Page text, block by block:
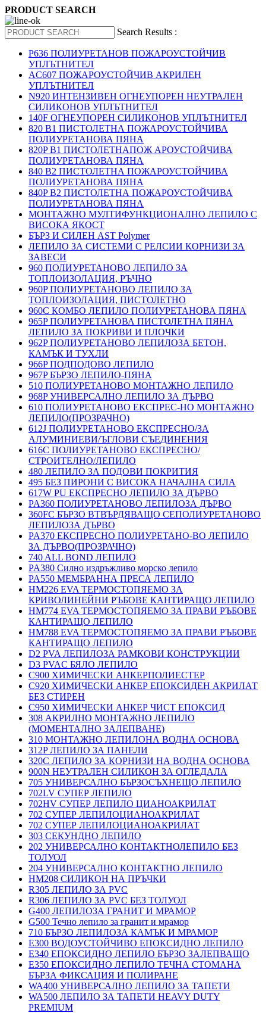
PRODUCT SEARCH
Search Results :
P636 ПОЛИУРЕТАНОВ ПОЖАРОУСТОЙЧИВ
УПЛЪТНИТЕЛ
AC607 ПОЖАРОУСТОЙЧИВ АКРИЛЕН
УПЛЪТНИТЕЛ
N920 ИНТЕНЗИВЕН ОГНЕУПОРЕН НЕУТРАЛЕН
СИЛИКОНОВ УПЛЪТНИТЕЛ
140F ОГНЕУПОРЕН СИЛИКОНОВ УПЛЪТНИТЕЛ
820 B1 ПИСТОЛЕТНА ПОЖАРОУСТОЙЧИВА
ПОЛИУРЕТАНОВА ПЯНА
820P B1 ПИСТОЛЕТНАПОЖ АРОУСТОЙЧИВА
ПОЛИУРЕТАНОВА ПЯНА
840 B2 ПИСТОЛЕТНА ПОЖАРОУСТОЙЧИВА
ПОЛИУРЕТАНОВА ПЯНА
840P B2 ПИСТОЛЕТНА ПОЖАРОУСТОЙЧИВА
ПОЛИУРЕТАНОВА ПЯНА
МОНТАЖНО МУЛТИФУНКЦИОНАЛНО ЛЕПИЛО С
ВИСОКА ЯКОСТ
БЪРЗ И СИЛЕН AST Polymer
ЛЕПИЛО ЗА СИСТЕМИ С РЕЛСИИ КОРНИЗИ ЗА
ЗАВЕСИ
960 ПОЛИУРЕТАНОВО ЛЕПИЛО ЗА
ТОПЛОИЗОЛАЦИЯ, РЪЧНО
960P ПОЛИУРЕТАНОВО ЛЕПИЛО ЗА
ТОПЛОИЗОЛАЦИЯ, ПИСТОЛЕТНО
960C КОМБО ЛЕПИЛО ПОЛИУРЕТАНОВА ПЯНА
965P ПОЛИУРЕТАНОВА ПИСТОЛЕТНА ПЯНА
ЛЕПИЛО ЗА ПОКРИВИ И ПЛОЧКИ
962P ПОЛИУРЕТАНОВО ЛЕПИЛОЗА БЕТОН,
КАМЪК И ТУХЛИ
966P ПОДПОДОВО ЛЕПИЛО
967P БЪРЗО ЛЕПИЛО-ПЯНА
510 ПОЛИУРЕТАНОВО МОНТАЖНО ЛЕПИЛО
968P УНИВЕРСАЛНО ЛЕПИЛО ЗА ДЪРВО
610 ПОЛИУРЕТАНОВО ЕКСПРЕС-НО МОНТАЖНО
ЛЕПИЛО(ПРОЗРАЧНО)
612J ПОЛИУРЕТАНОВО ЕКСПРЕСНО/ЗА
АЛУМИНИЕВИ/ЪГЛОВИ СЪЕДИНЕНИЯ
616C ПОЛИУРЕТАНОВО ЕКСПРЕСНО/
СТРОИТЕЛНО/ЛЕПИЛО
480 ЛЕПИЛО ЗА ПОДОВИ ПОКРИТИЯ
495 БЕЗ ПИРОНИ С ВИСОКА НАЧАЛНА СИЛА
617W PU ЕКСПРЕСНО ЛЕПИЛО ЗА ДЪРВО
PA360 ПОЛИУРЕТАНОВО ЛЕПИЛОЗА ДЪРВО
360FC БЪРЗО ВТВЪРДЯВАЩО СЕПОЛИУРЕТАНОВО
ЛЕПИЛОЗА ДЪРВО
PA370 ЕКСПРЕСНО ПОЛИУРЕТАНО-ВО ЛЕПИЛО
ЗА ДЪРВО(ПРОЗРАЧНО)
740 ALL BOND ЛЕПИЛО
PA380 Силно издръжливо морско лепило
PA550 МЕМБРАННА ПРЕСА ЛЕПИЛО
HM226 EVA ТЕРМОСТОПЯЕМО ЗА
КРИВОЛИНЕЙНИ РЪБОВЕ КАНТИРАЩО ЛЕПИЛО
HM774 EVA ТЕРМОСТОПЯЕМО ЗА ПРАВИ РЪБОВЕ
КАНТИРАЩО ЛЕПИЛО
HM788 EVA ТЕРМОСТОПЯЕМО ЗА ПРАВИ РЪБОВЕ
КАНТИРАЩО ЛЕПИЛО
D2 PVA ЛЕПИЛОЗА РАМКОВИ КОНСТРУКЦИИ
D3 PVAC БЯЛО ЛЕПИЛО
C900 ХИМИЧЕСКИ АНКЕРПОЛИЕСТЕP
C920 ХИМИЧЕСКИ АНКЕР ЕПОКСИДЕН АКРИЛАТ
БЕЗ СТИРЕН
C950 ХИМИЧЕСКИ АНКЕР ЧИСТ ЕПОКСИД
308 АКРИЛНО МОНТАЖНО ЛЕПИЛО
(МОМЕНТАЛНО ЗАЛЕПВАНЕ)
310 МОНТАЖНО ЛЕПИЛОНА ВОДНА ОСНОВА
312P ЛЕПИЛО ЗА ПАНЕЛИ
320C ЛЕПИЛО ЗА КОРНИЗИ НА ВОДНА ОСНОВА
900N НЕУТРАЛЕН СИЛИКОН ЗА ОГЛЕДАЛА
705 УНИВЕРСАЛНО БЪРЗОСЪХНЕЩО ЛЕПИЛО
702LV СУПЕР ЛЕПИЛО
702HV СУПЕР ЛЕПИЛО ЦИАНОАКРИЛАТ
702 СУПЕР ЛЕПИЛОЦИАНОАКРИЛАТ
702 СУПЕР ЛЕПИЛОЦИАНОАКРИЛАТ
303 СЕКУНДНО ЛЕПИЛО
202 УНИВЕРСАЛНО КОНТАКТНОЛЕПИЛО БЕЗ
ТОЛУОЛ
204 УНИВЕРСАЛНО КОНТАКТНО ЛЕПИЛО
HM208 СИЛИКОН НА ПРЪЧКИ
R305 ЛЕПИЛО ЗА PVC
R306 ЛЕПИЛО ЗА PVC БЕЗ ТОЛУОЛ
G400 ЛЕПИЛОЗА ГРАНИТ И МРАМОP
G500 Течно лепило за гранит и мрамор
710 БЪРЗО ЛЕПИЛОЗА КАМЪК И МРАМОP
E300 ВОДОУСТОЙЧИВО ЕПОКСИДНО ЛЕПИЛО
E340 ЕПОКСИДНО ЛЕПИЛО БЪРЗО ЗАЛЕПВАЩО
E350 ЕПОКСИДНО ЛЕПИЛО ТЕЧНА СТОМАНА
БЪРЗА ФИКСАЦИЯ И ПОЛИРАНЕ
WA400 УНИВЕРСАЛНО ЛЕПИЛО ЗА ТАПЕТИ
WA500 ЛЕПИЛО ЗА ТАПЕТИ HEAVY DUTY
PREMIUM